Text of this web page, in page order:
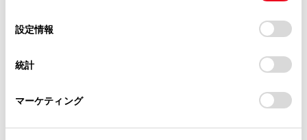
デバイスにすべてのCookie(クッキー)が保存されることに同
意したことになります。Cookie(クッキー)のオプトアウト、
設定の変更、同意を撤回したりするにあたっては、当社の
「Cookie（クッキー）情報の取り扱いについて
」をご覧くだ
設定情報
統計
マーケティング
燃料・性能・詳細スペック
装備・オプション